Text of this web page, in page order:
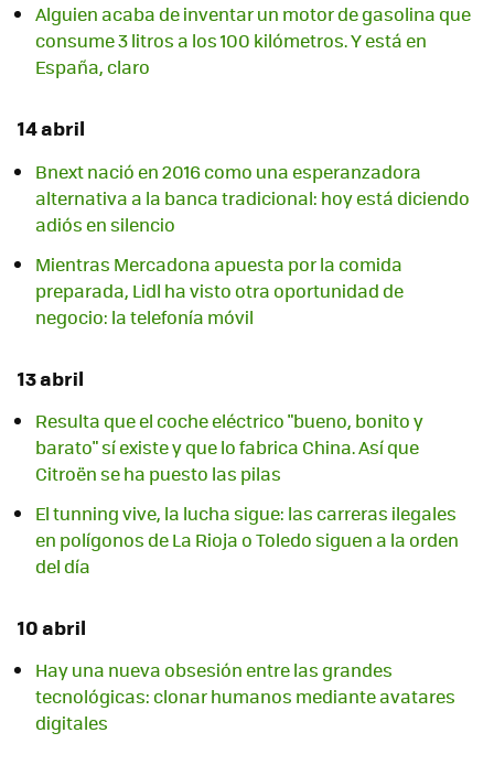
Alguien acaba de inventar un motor de gasolina que
consume 3 litros a los 100 kilómetros. Y está en
España, claro
14 abril
Bnext nació en 2016 como una esperanzadora
alternativa a la banca tradicional: hoy está diciendo
adiós en silencio
Mientras Mercadona apuesta por la comida
preparada, Lidl ha visto otra oportunidad de
negocio: la telefonía móvil
13 abril
Resulta que el coche eléctrico "bueno, bonito y
barato" sí existe y que lo fabrica China. Así que
Citroën se ha puesto las pilas
El tunning vive, la lucha sigue: las carreras ilegales
en polígonos de La Rioja o Toledo siguen a la orden
del día
10 abril
Hay una nueva obsesión entre las grandes
tecnológicas: clonar humanos mediante avatares
digitales